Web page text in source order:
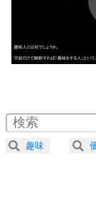
4
2.0倍速 （
2.5倍速 （
3.0倍速 （
趣味